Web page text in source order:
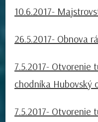
10.6.2017-
26.5.2017- Obnova
7.5.2017- Otvorenie
chodníka Hubovský
7.5.2017- Otvorenie